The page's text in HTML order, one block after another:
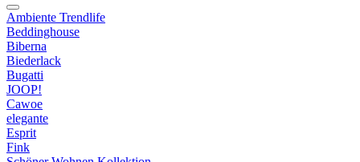
Ambiente Trendlife
Beddinghouse
Biberna
Biederlack
Bugatti
JOOP!
Cawoe
elegante
Esprit
Fink